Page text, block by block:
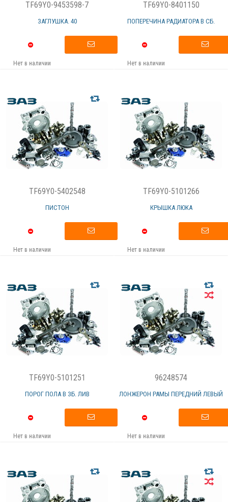
TF69Y0-9453598-7
ЗАГЛУШКА. 40
Нет в наличии
TF69Y0-8401150
ПОПЕРЕЧИНА РАДИАТОРА В СБ.
Нет в наличии
TF69Y0-5402548
ПИСТОН
Нет в наличии
TF69Y0-5101266
КРЫШКА ЛЮКА
Нет в наличии
TF69Y0-5101251
ПОРОГ ПОЛА В ЗБ. ЛИВ
Нет в наличии
96248574
ЛОНЖЕРОН РАМЫ ПЕРЕДНИЙ ЛЕВЫЙ
Нет в наличии